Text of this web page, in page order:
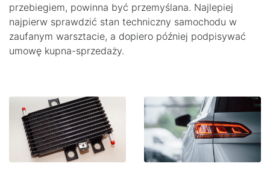
przebiegiem, powinna być przemyślana. Najlepiej
najpierw sprawdzić stan techniczny samochodu w
zaufanym warsztacie, a dopiero później podpisywać
umowę kupna-sprzedaży.